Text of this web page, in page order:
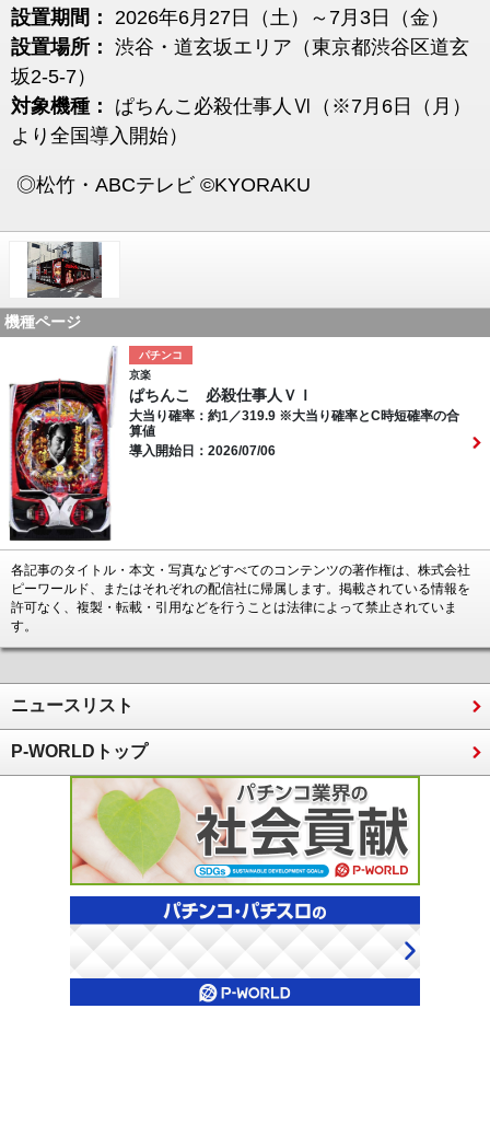
設置期間：
2026年6月27日（土）～7月3日（金）
設置場所： 渋谷・道玄坂エリア（東京都渋谷区道玄
坂2-5-7）
対象機種：
ぱちんこ必殺仕事人Ⅵ（※7月6日（月）
より全国導入開始）
◎松竹・ABCテレビ ©KYORAKU
機種ページ
パチンコ
京楽
ぱちんこ 必殺仕事人ＶＩ
大当り確率：約1／319.9 ※大当り確率とC時短確率の合
算値
導入開始日：2026/07/06
各記事のタイトル・本文・写真などすべてのコンテンツの著作権は、株式会社
ピーワールド、またはそれぞれの配信社に帰属します。掲載されている情報を
許可なく、複製・転載・引用などを行うことは法律によって禁止されていま
す。
ニュースリスト
P-WORLDトップ